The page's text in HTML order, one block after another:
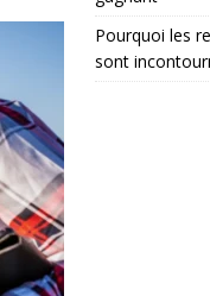
Pourquoi les
sont